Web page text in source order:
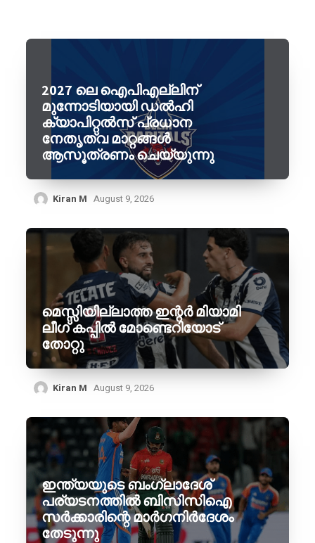
2027 ലെ ഐപിഎല്ലിന്
മുന്നോടിയായി ഡൽഹി
ക്യാപിറ്റൽസ് പ്രധാന
നേതൃത്വ മാറ്റങ്ങൾ
ആസൂത്രണം ചെയ്യുന്നു
Kiran M August 9, 2026
മെസ്സിയില്ലാത്ത ഇന്റർ മിയാമി
ലീഗ് കപ്പിൽ മോണ്ടെറിയോട്
തോറ്റു
Kiran M August 9, 2026
ഇന്ത്യയുടെ ബംഗ്ലാദേശ്
പര്യടനത്തിൽ ബിസിസിഐ
സർക്കാരിന്റെ മാർഗനിർദേശം
തേടുന്നു